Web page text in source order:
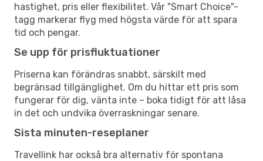
hastighet, pris eller flexibilitet. Vår "Smart Choice"-
tagg markerar flyg med högsta värde för att spara
tid och pengar.
Se upp för prisfluktuationer
Priserna kan förändras snabbt, särskilt med
begränsad tillgänglighet. Om du hittar ett pris som
fungerar för dig, vänta inte – boka tidigt för att låsa
in det och undvika överraskningar senare.
Sista minuten-reseplaner
Travellink har också bra alternativ för spontana